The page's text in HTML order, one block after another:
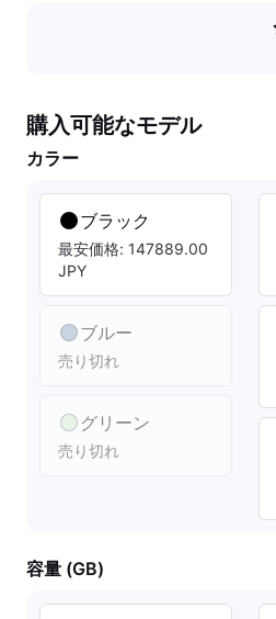
購入可能なモデル
カラー
ブラック
最安価格: 147889.00
JPY
ブルー
売り切れ
グリーン
売り切れ
容量 (GB)